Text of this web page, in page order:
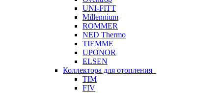
UNI-FITT
Millennium
ROMMER
NED Thermo
TIEMME
UPONOR
ELSEN
Коллектора для отопления
TIM
FIV